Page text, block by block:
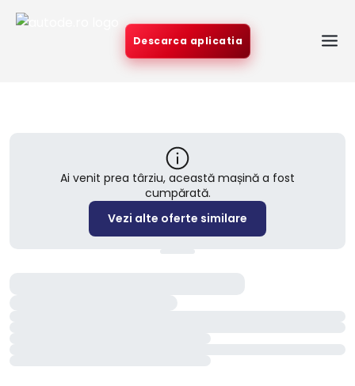
Descarca aplicatia
Ai venit prea târziu, această mașină a fost
cumpărată.
Vezi alte oferte similare